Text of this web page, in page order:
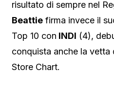
risultato di sempre nel
Beattie firma invece il
Top 10 con INDI (4),
conquista anche la vetta
Store Chart.